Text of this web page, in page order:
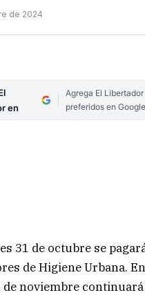
de 2024
en
Agrega El
preferidos en Google
31 de octubre se
de Higiene Urbana.
de noviembre